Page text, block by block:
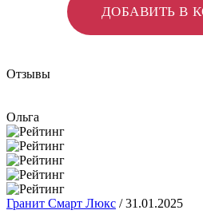
ДОБАВИТЬ В
Отзывы
Ольга
Гранит Смарт Люкс /31.01.2025